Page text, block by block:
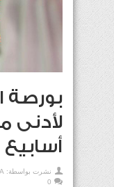
بورصة
أسابيع
نشرت بواسطة:
0